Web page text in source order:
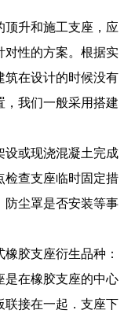
顶升和施工支座，应
对性的方案。根据实
筑在设计的时候没有
，我们一般采用搭建
设或现浇混凝土完成
检查支座临时固定措
防尘罩是否安装等事
胶支座衍生品种：
是在橡胶支座的中心
联接在一起．支座下